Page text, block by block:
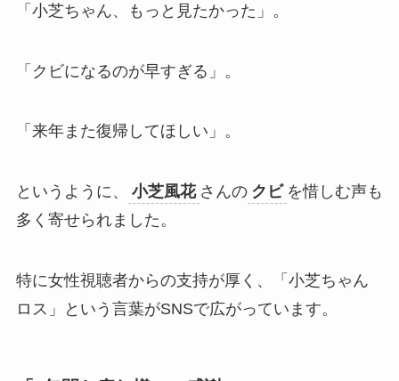
「小芝ちゃん、もっと見たかった」。
「クビになるのが早すぎる」。
「来年また復帰してほしい」。
というように、 小芝風花 さんの クビ を惜しむ声も
多く寄せられました。
特に女性視聴者からの支持が厚く、「小芝ちゃん
ロス」という言葉がSNSで広がっています。